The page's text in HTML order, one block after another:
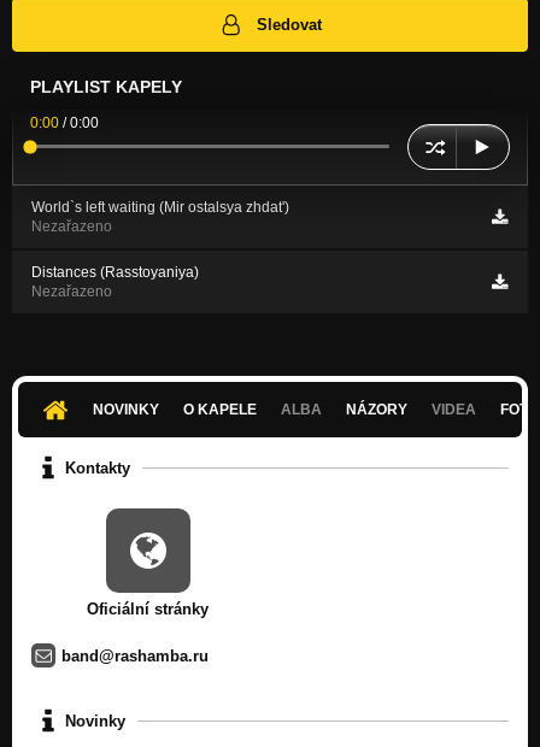
Sledovat
PLAYLIST KAPELY
0:00 /0:00
World`s left waiting (Mir ostalsya zhdat')
Nezařazeno
Distances (Rasstoyaniya)
Nezařazeno
NOVINKY O KAPELE ALBA NÁZORY VIDEA
Kontakty
Oficiální stránky
band@rashamba.ru
Novinky